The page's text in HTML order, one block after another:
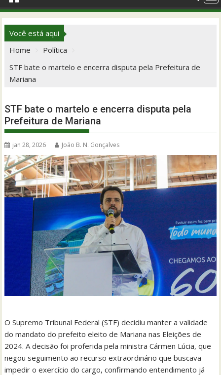
Você está aqui
Home
Política
STF bate o martelo e encerra disputa pela Prefeitura de
Mariana
STF bate o martelo e encerra disputa pela
Prefeitura de Mariana
jan 28, 2026 João B. N. Gonçalves
O Supremo Tribunal Federal (STF) decidiu manter a validade
do mandato do prefeito eleito de Mariana nas Eleições de
2024. A decisão foi proferida pela ministra Cármen Lúcia, que
negou seguimento ao recurso extraordinário que buscava
impedir o exercício do cargo, confirmando entendimento já